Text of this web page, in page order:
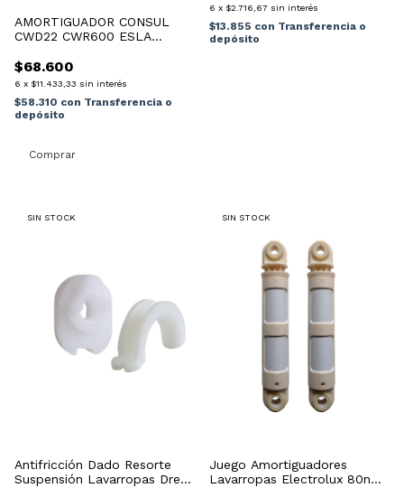
AMORTIGUADOR CONSUL
CWD22 CWR600 ESLA
$68.600
6 x $11.433,33 sin interés
$58.310 con Transferencia o
depósito
6 x $2.716,67 sin interés
$13.855 con Transferencia o
depósito
SIN STOCK
Antifricción Dado Resorte
Suspensión Lavarropas Drean
SIN STOCK
Juego Amortiguadores
Lavarropas Electrolux 80n